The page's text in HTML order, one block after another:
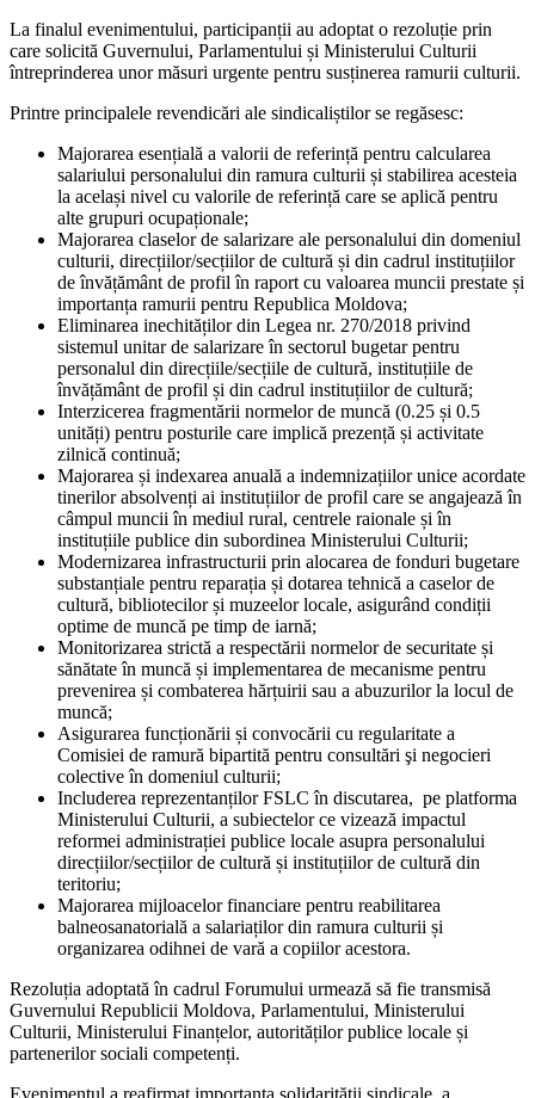
La finalul evenimentului, participanții au adoptat o rezoluție prin
care solicită Guvernului, Parlamentului și Ministerului Culturii
întreprinderea unor măsuri urgente pentru susținerea ramurii culturii.
Printre principalele revendicări ale sindicaliștilor se regăsesc:
Majorarea esențială a valorii de referință pentru calcularea
salariului personalului din ramura culturii și stabilirea acesteia
la același nivel cu valorile de referință care se aplică pentru
alte grupuri ocupaționale;
Majorarea claselor de salarizare ale personalului din domeniul
culturii, direcțiilor/secțiilor de cultură și din cadrul instituțiilor
de învățământ de profil în raport cu valoarea muncii prestate și
importanța ramurii pentru Republica Moldova;
Eliminarea inechităților din Legea nr. 270/2018 privind
sistemul unitar de salarizare în sectorul bugetar pentru
personalul din direcțiile/secțiile de cultură, instituțiile de
învățământ de profil și din cadrul instituțiilor de cultură;
Interzicerea fragmentării normelor de muncă (0.25 și 0.5
unități) pentru posturile care implică prezență și activitate
zilnică continuă;
Majorarea și indexarea anuală a indemnizațiilor unice acordate
tinerilor absolvenți ai instituțiilor de profil care se angajează în
câmpul muncii în mediul rural, centrele raionale și în
instituțiile publice din subordinea Ministerului Culturii;
Modernizarea infrastructurii prin alocarea de fonduri bugetare
substanțiale pentru reparația și dotarea tehnică a caselor de
cultură, bibliotecilor și muzeelor locale, asigurând condiții
optime de muncă pe timp de iarnă;
Monitorizarea strictă a respectării normelor de securitate și
sănătate în muncă și implementarea de mecanisme pentru
prevenirea și combaterea hărțuirii sau a abuzurilor la locul de
muncă;
Asigurarea funcționării și convocării cu regularitate a
Comisiei de ramură bipartită pentru consultări şi negocieri
colective în domeniul culturii;
Includerea reprezentanților FSLC în discutarea, pe platforma
Ministerului Culturii, a subiectelor ce vizează impactul
reformei administrației publice locale asupra personalului
direcțiilor/secțiilor de cultură și instituțiilor de cultură din
teritoriu;
Majorarea mijloacelor financiare pentru reabilitarea
balneosanatorială a salariaților din ramura culturii și
organizarea odihnei de vară a copiilor acestora.
Rezoluția adoptată în cadrul Forumului urmează să fie transmisă
Guvernului Republicii Moldova, Parlamentului, Ministerului
Culturii, Ministerului Finanțelor, autorităților publice locale și
partenerilor sociali competenți.
Evenimentul a reafirmat importanța solidarității sindicale, a